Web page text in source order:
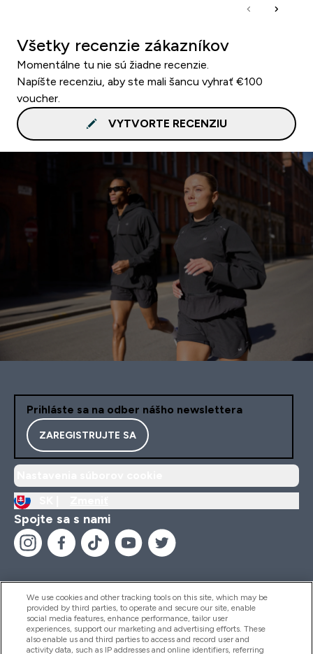
Všetky recenzie zákazníkov
Momentálne tu nie sú žiadne recenzie.
Napíšte recenziu, aby ste mali šancu vyhrať €100
voucher.
VYTVORTE RECENZIU
Prihláste sa na odber nášho newslettera
ZAREGISTRUJTE SA
Spojte sa s nami
Pomoc & Informácie
We use cookies and other tracking tools on this site, which may be
provided by third parties, to operate and secure our site, enable
social media features, enhance performance, tailor user
experiences, support our marketing and advertising efforts. These
also enable us and third parties to access and record user and
activity data, such as IP addresses and online identifiers, referring